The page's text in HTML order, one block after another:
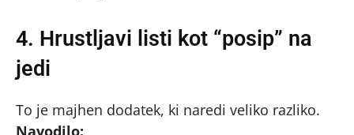
4. Hrustljavi listi kot “posip” na
jedi
To je majhen dodatek, ki naredi veliko razliko.
Navodilo: